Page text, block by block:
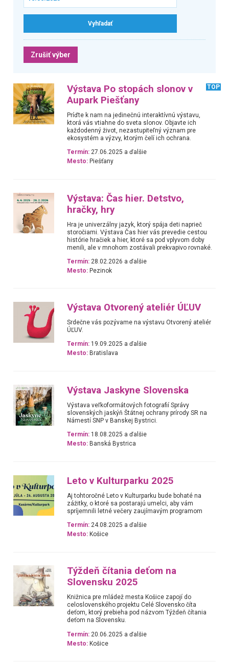
Zrušiť výber
Výstava Po stopách slonov v
Aupark Piešťany
TOP
Príďte k nam na jedinečnú interaktívnú výstavu,
ktorá vás vtiahne do sveta slonov. Objavte ich
každodenný život, nezastupiteľný význam pre
ekosystém a výzvy, ktorým čelí ich ochrana.
Termín: 27.06.2025 a ďalšie
Mesto: Piešťany
Výstava: Čas hier. Detstvo,
hračky, hry
Hra je univerzálny jazyk, ktorý spája deti naprieč
storočiami. Výstava Čas hier vás prevedie cestou
histórie hračiek a hier, ktoré sa pod vplyvom doby
menili, ale v mnohom zostávali prekvapivo rovnaké.
Termín: 28.02.2026 a ďalšie
Mesto: Pezinok
Výstava Otvorený ateliér ÚĽUV
Srdečne vás pozývame na výstavu Otvorený ateliér
ÚĽUV.
Termín: 19.09.2025 a ďalšie
Mesto: Bratislava
Výstava Jaskyne Slovenska
Výstava veľkoformátových fotografií Správy
slovenských jaskýň Štátnej ochrany prírody SR na
Námestí SNP v Banskej Bystrici.
Termín: 18.08.2025 a ďalšie
Mesto: Banská Bystrica
Leto v Kulturparku 2025
Aj tohtoročné Leto v Kulturparku bude bohaté na
zážitky, o ktoré sa postarajú umelci, aby vám
spríjemnili letné večery zaujímavým programom
Termín: 24.08.2025 a ďalšie
Mesto: Košice
Týždeň čítania deťom na
Slovensku 2025
Knižnica pre mládež mesta Košice zapojí do
celoslovenského projektu Celé Slovensko číta
deťom, ktorý prebieha pod názvom Týždeň čítania
deťom na Slovensku.
Termín: 20.06.2025 a ďalšie
Mesto: Košice